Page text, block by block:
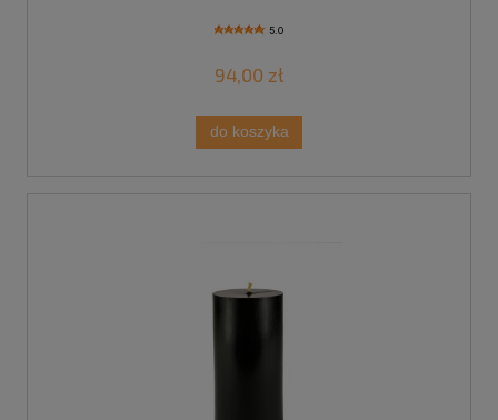
5.0
94,00 zł
do koszyka